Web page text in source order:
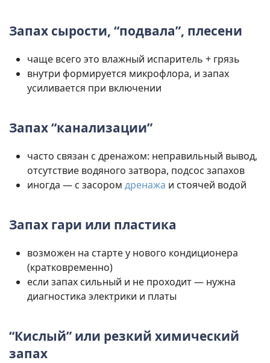
Запах сырости, “подвала”, плесени
чаще всего это влажный испаритель + грязь
внутри формируется микрофлора, и запах
усиливается при включении
Запах “канализации”
часто связан с дренажом: неправильный вывод,
отсутствие водяного затвора, подсос запахов
иногда — с засором дренажа и стоячей водой
Запах гари или пластика
возможен на старте у нового кондиционера
(кратковременно)
если запах сильный и не проходит — нужна
диагностика электрики и платы
“Кислый” или резкий химический
запах